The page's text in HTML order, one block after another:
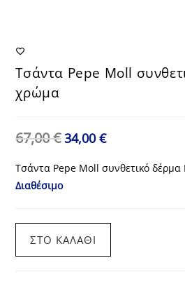
Τσάντα Pepe Moll
χρώμα
67,00€ Original
price
67,00 €.
34,00€Η
τρέχουσα
είναι:
34,00 €.
Τσάντα Pepe Moll συνθετικό
Διαθέσιμο
Pepe
ΣΤΟ ΚΑΛΆΘΙ